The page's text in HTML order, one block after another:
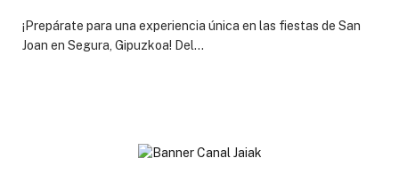
¡Prepárate para una experiencia única en las fiestas de San
Joan en Segura, Gipuzkoa! Del…